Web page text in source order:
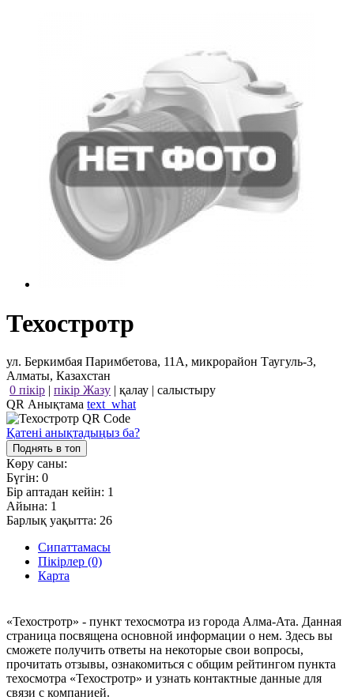
Техостротр
ул. Беркимбая Паримбетова, 11А, микрорайон Таугуль-3,
Алматы, Казахстан
0 пікір | пікір Жазу | қалау | салыстыру
QR Анықтама text_what
Қатені анықтадыңыз ба?
Поднять в топ
Көру саны:
Бүгін: 0
Бір аптадан кейін: 1
Айына: 1
Барлық уақытта: 26
Сипаттамасы
Пікірлер (0)
Карта
«Техостротр» - пункт техосмотра из города Алма-Ата. Данная
страница посвящена основной информации о нем. Здесь вы
сможете получить ответы на некоторые свои вопросы,
прочитать отзывы, ознакомиться с общим рейтингом пункта
техосмотра «Техостротр» и узнать контактные данные для
связи с компанией.